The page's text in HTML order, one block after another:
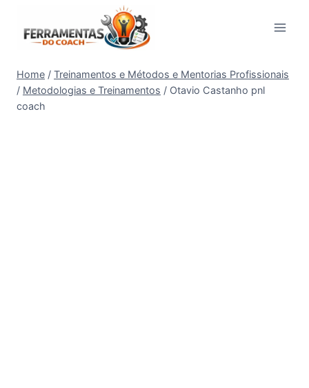
para
Home / Treinamentos e Métodos e Mentorias Profissionais
/ Metodologias e Treinamentos / Otavio Castanho pnl
coach